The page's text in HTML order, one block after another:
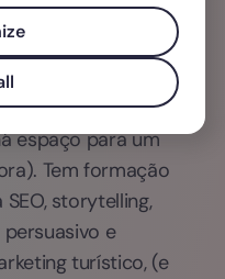
marcas do setor
bancário, animal,
outros, acredita que
com poucas
espaço para um
Tem formação
storytelling,
e
turístico, (e